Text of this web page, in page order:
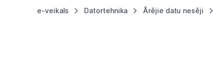
e-veikals Datortehnika Ārējie datu nesēji